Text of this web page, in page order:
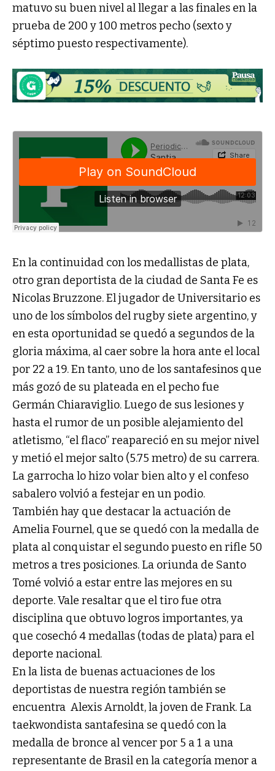
matuvo su buen nivel al llegar a las finales en la
prueba de 200 y 100 metros pecho (sexto y
séptimo puesto respectivamente).
En la continuidad con los medallistas de plata,
otro gran deportista de la ciudad de Santa Fe es
Nicolas Bruzzone. El jugador de Universitario es
uno de los símbolos del rugby siete argentino, y
en esta oportunidad se quedó a segundos de la
gloria máxima, al caer sobre la hora ante el local
por 22 a 19. En tanto, uno de los santafesinos que
más gozó de su plateada en el pecho fue
Germán Chiaraviglio. Luego de sus lesiones y
hasta el rumor de un posible alejamiento del
atletismo, “el flaco” reapareció en su mejor nivel
y metió el mejor salto (5.75 metro) de su carrera.
La garrocha lo hizo volar bien alto y el confeso
sabalero volvió a festejar en un podio.
También hay que destacar la actuación de
Amelia Fournel, que se quedó con la medalla de
plata al conquistar el segundo puesto en rifle 50
metros a tres posiciones. La oriunda de Santo
Tomé volvió a estar entre las mejores en su
deporte. Vale resaltar que el tiro fue otra
disciplina que obtuvo logros importantes, ya
que cosechó 4 medallas (todas de plata) para el
deporte nacional.
En la lista de buenas actuaciones de los
deportistas de nuestra región también se
encuentra Alexis Arnoldt, la joven de Frank. La
taekwondista santafesina se quedó con la
medalla de bronce al vencer por 5 a 1 a una
representante de Brasil en la categoría menor a